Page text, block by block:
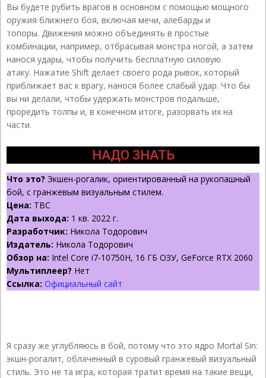
Вы будете рубить врагов в основном с помощью мощного
оружия ближнего боя, включая мечи, алебарды и
топоры. Движения можно объединять в простые
комбинации, например, отбрасывая монстра ногой, а затем
нанося удары, чтобы получить бесплатную силовую
атаку. Нажатие Shift делает своего рода рывок, который
приближает вас к врагу, нанося более слабый удар. Что бы
вы ни делали, чтобы удержать монстров подальше,
проредить толпы и, в конечном итоге, разорвать их на
части.
НАДО ЗНАТЬ
Что это? Экшен-рогалик, ориентированный на рукопашный
бой, с гранжевым визуальным стилем.
Цена: TBC
Дата выхода: 1 кв. 2022 г.
Разработчик: Никола Тодорович
Издатель: Никола Тодорович
Обзор на: Intel Core i7-10750H, 16 ГБ ОЗУ, GeForce RTX 2060
Мультиплеер? Нет
Ссылка: Официальный сайт
Я сразу же углубляюсь в бой, потому что это ядро ​​​​Mortal Sin:
экшн-рогалит, облаченный в суровый гранжевый визуальный
стиль. Это не та игра, которая тратит время на такие вещи,